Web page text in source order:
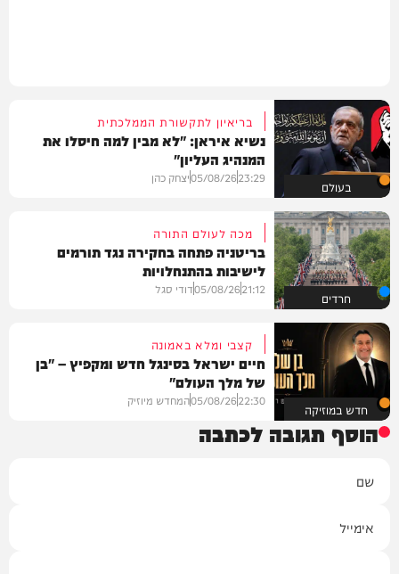
בעולם
בריאיון לתקשורת הממלכתית
נשיא איראן: "לא מבין למה חיסלו את
המנהיג העליון"
23:29
05/08/26יצחק כהן
חרדים
מכה לעולם התורה
בריטניה פתחה בחקירה נגד תורמים
לישיבות בהתנחלויות
21:12
05/08/26דודי סגל
חדש במוזיקה
קצבי ומלא באמונה
חיים ישראל בסינגל חדש ומקפיץ – "בן
של מלך העולם"
22:30
05/08/26המחדש מיוזיק
הוסף תגובה לכתבה